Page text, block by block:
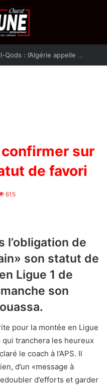
Protection de la ville sainte d’El-Qods : l’Algérie appelle à une action collective
confirmer sur
de favori
615
l’obligation de
son statut de
Ligue 1 de
son
pour la montée en Ligue
qui tranchera les heureux
le coach à l’APS. Il
d’un «message à
d’efforts et garder